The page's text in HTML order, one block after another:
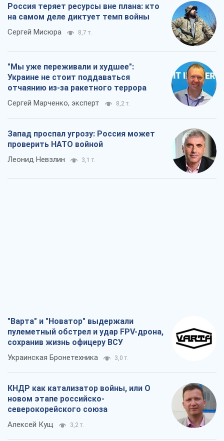
Россия теряет ресурсы вне плана: кто
на самом деле диктует темп войны
Сергей Мисюра 8,7 т.
"Мы уже переживали и худшее":
Украине не стоит поддаваться
отчаянию из-за ракетного террора
Сергей Марченко, эксперт 8,2 т.
Запад проспал угрозу: Россия может
проверить НАТО войной
Леонид Невзлин 3,1 т.
"Варта" и "Новатор" выдержали
пулеметный обстрел и удар FPV-дрона,
сохранив жизнь офицеру ВСУ
Украинская Бронетехника 3,0 т.
КНДР как катализатор войны, или О
новом этапе российско-
северокорейского союза
Алексей Кущ 3,2 т.